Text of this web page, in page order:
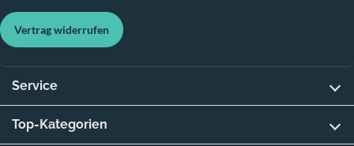
Vertrag widerrufen
Service
Top-Kategorien